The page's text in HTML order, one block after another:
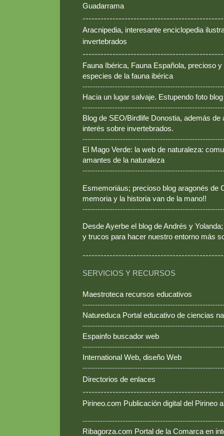
Guadarrama
Aracnipedia, interesante enciclopedia
invertebrados
Fauna Ibérica, Fauna Española, precioso
especies de la fauna ibérica
Hacia un lugar salvaje. Estupendo foto
Blog de SEO/Birdlife Donostia, además
interés sobre invertebrados.
El Mago Verde: la web de naturaleza:
amantes de la naturaleza
Esmemoriáus; precioso blog aragonés de
memoria y la historia van de la mano!!
Desde Ayerbe el blog de Andrés y
y trucos para hacer nuestro entorno más
SERVICIOS Y RECURSOS
Maestroteca recursos educativos
Natureduca Portal educativo de ciencias
Espainfo buscador web
International Web, diseño Web
Directorios de enlaces
Pirineo.com Publicación digital del Pirineo
Ribagorza.com Portal de la Comarca en